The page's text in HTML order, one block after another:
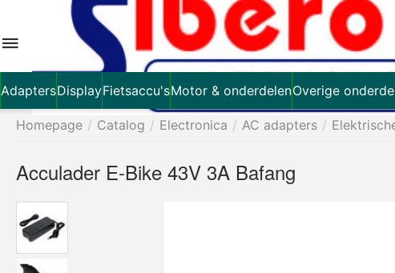
AdaptersDisplayFietsaccu'sMotor & onderdelenOverige
Homepage / Catalog / Electronica / AC adapters /
Acculader E-Bike 43V 3A Bafang